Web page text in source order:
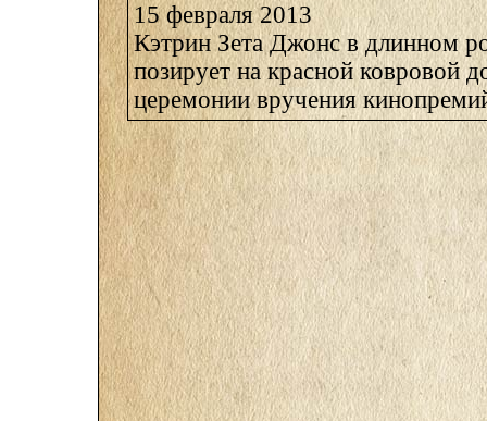
15 февраля 2013
Кэтрин Зета Джонс в длинном
позирует на красной ковровой
церемонии вручения